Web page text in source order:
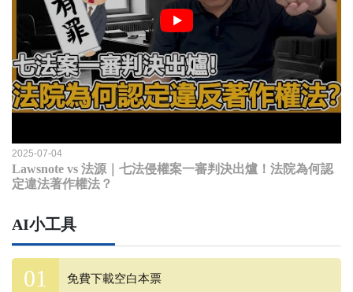
2025-07-04
Lawsnote vs 法源｜七法侵權案一審判決出爐！法院為何認
定違法著作權法？
AI小工具
免費下載空白本票